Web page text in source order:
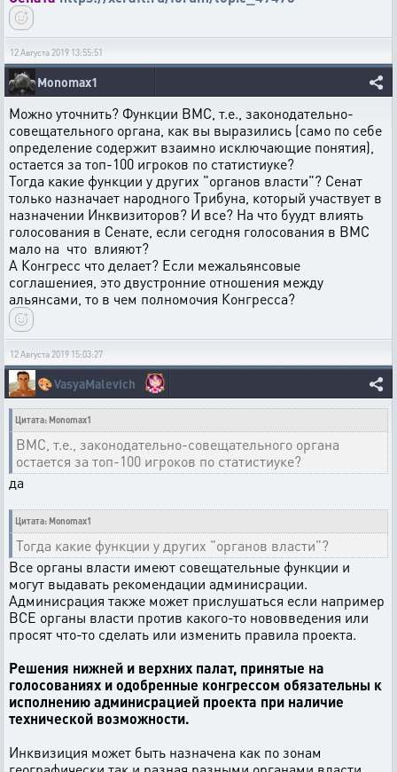
12 Августа 2019 13:55:51
Monomax1
Можно уточнить? Функции ВМС, т.е., законодательно-
совещательного органа, как вы выразились (само по себе
определение содержит взаимно исключающие понятия),
остается за топ-100 игроков по статистиуке?
Тогда какие функции у других "органов власти"? Сенат
только назначает народного Трибуна, который участвует в
назначении Инквизиторов? И все? На что буудт влиять
голосования в Сенате, если сегодня голосования в ВМС
мало на что влияют?
А Конгресс что делает? Если межальянсовые
соглашениея, это двустронние отношения между
альянсами, то в чем полномочия Конгресса?
12 Августа 2019 15:03:27
🎨VasyaMalevich
Цитата: Monomax1
ВМС, т.е., законодательно-совещательного органа
остается за топ-100 игроков по статистиуке?
да
Цитата: Monomax1
Тогда какие функции у других "органов власти"?
Все органы власти имеют совещательные функции и
могут выдавать рекомендации админисрации.
Админисрация также может прислушаться если например
ВСЕ органы власти против какого-то нововведения или
просят что-то сделать или изменить правила проекта.
Решения нижней и верхних палат, принятые на
голосованиях и одобренные конгрессом обязательны к
исполнению админисрацией проекта при наличие
технической возможности.
Инквизиция может быть назначена как по зонам